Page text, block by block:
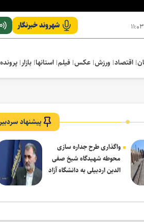
۱۱:۰۳ شهروند خبرنگار
اقتصاد ورزش عکس فیلم استانها بازار
پیشنهاد سردبیر
واگذاری طرح جداره سازی
محوطه شهیدگاه شیخ صفی
الدین اردبیلی به دانشگاه آزاد